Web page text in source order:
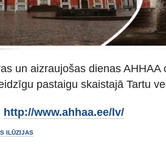
un aizraujošas dienas AHHAA
pastaigu skaistajā Tartu
http://www.ahhaa.ee/lv/
ILŪZIJAS